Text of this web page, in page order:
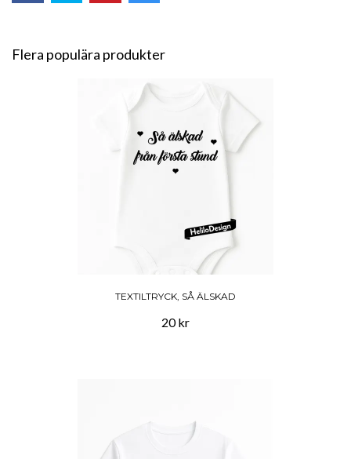
Flera populära produkter
TEXTILTRYCK, SÅ ÄLSKAD
20 kr